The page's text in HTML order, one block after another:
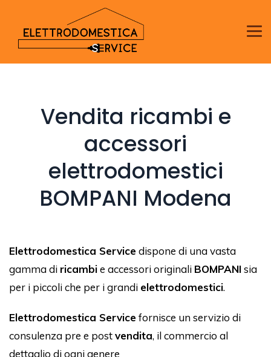
Vendita ricambi e
accessori
elettrodomestici
BOMPANI Modena
Elettrodomestica Servicedispone di una vasta
gamma di ricambie accessori originali BOMPANIsia
per i piccoli che per i grandi elettrodomestici.
Elettrodomestica Servicefornisce un servizio di
consulenza pre e postvendita, il commercio al
dettaglio di ogni genere